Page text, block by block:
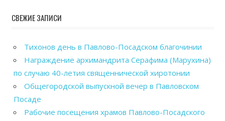
СВЕЖИЕ ЗАПИСИ
Тихонов день в Павлово-Посадском благочинии
Награждение архимандрита Серафима (Марухина)
по случаю 40-летия священнической хиротонии
Общегородской выпускной вечер в Павловском
Посаде
Рабочие посещения храмов Павлово-Посадского